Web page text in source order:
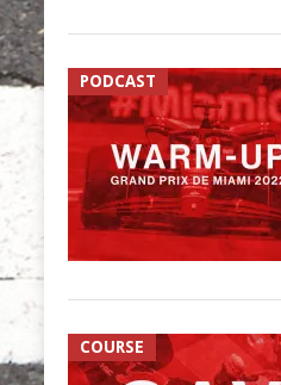
PODCAST
COURSE